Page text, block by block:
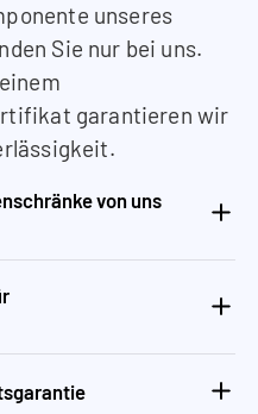
unseres
Sie nur bei uns.
garantieren wir
von uns